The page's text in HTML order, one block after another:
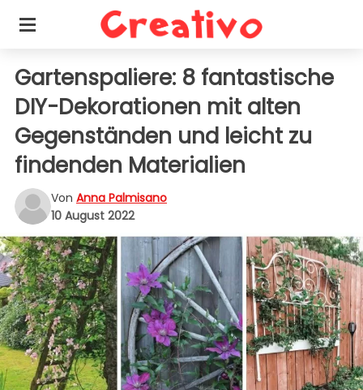
Gartenspaliere: 8 fantastische
DIY-Dekorationen mit alten
Gegenständen und leicht zu
findenden Materialien
Von Anna Palmisano
10 August 2022